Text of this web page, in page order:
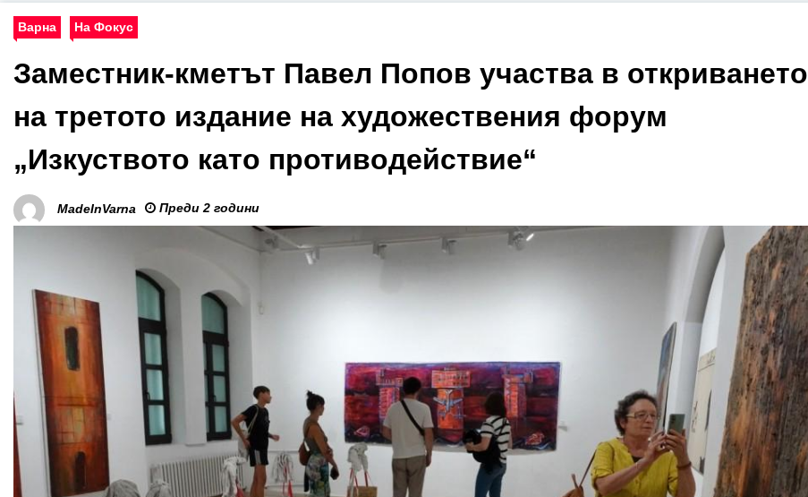
Варна На Фокус
Заместник-кметът Павел Попов участва в откриването
на третото издание на художествения форум
„Изкуството като противодействие“
MadeInVarna Преди 2 години